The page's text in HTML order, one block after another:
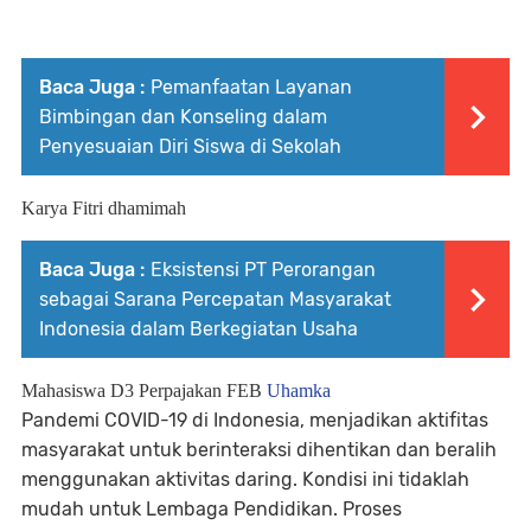
Baca Juga : Pemanfaatan Layanan
Bimbingan dan Konseling dalam
Penyesuaian Diri Siswa di Sekolah
Karya Fitri dhamimah
Baca Juga : Eksistensi PT Perorangan
sebagai Sarana Percepatan Masyarakat
Indonesia dalam Berkegiatan Usaha
Mahasiswa D3 Perpajakan FEB Uhamka
Pandemi COVID-19 di Indonesia, menjadikan aktifitas
masyarakat untuk berinteraksi dihentikan dan beralih
menggunakan aktivitas daring. Kondisi ini tidaklah
mudah untuk Lembaga Pendidikan. Proses